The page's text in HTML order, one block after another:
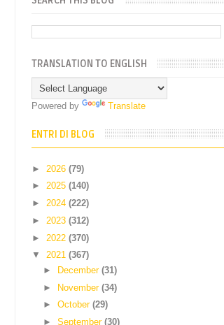
TRANSLATION TO ENGLISH
Powered by Translate
ENTRI DI BLOG
► 2026(79)
►2025(140)
►2024(222)
► 2023(312)
► 2022(370)
▼2021(367)
►
December (31)
► November (34)
► October (29)
► September (30)